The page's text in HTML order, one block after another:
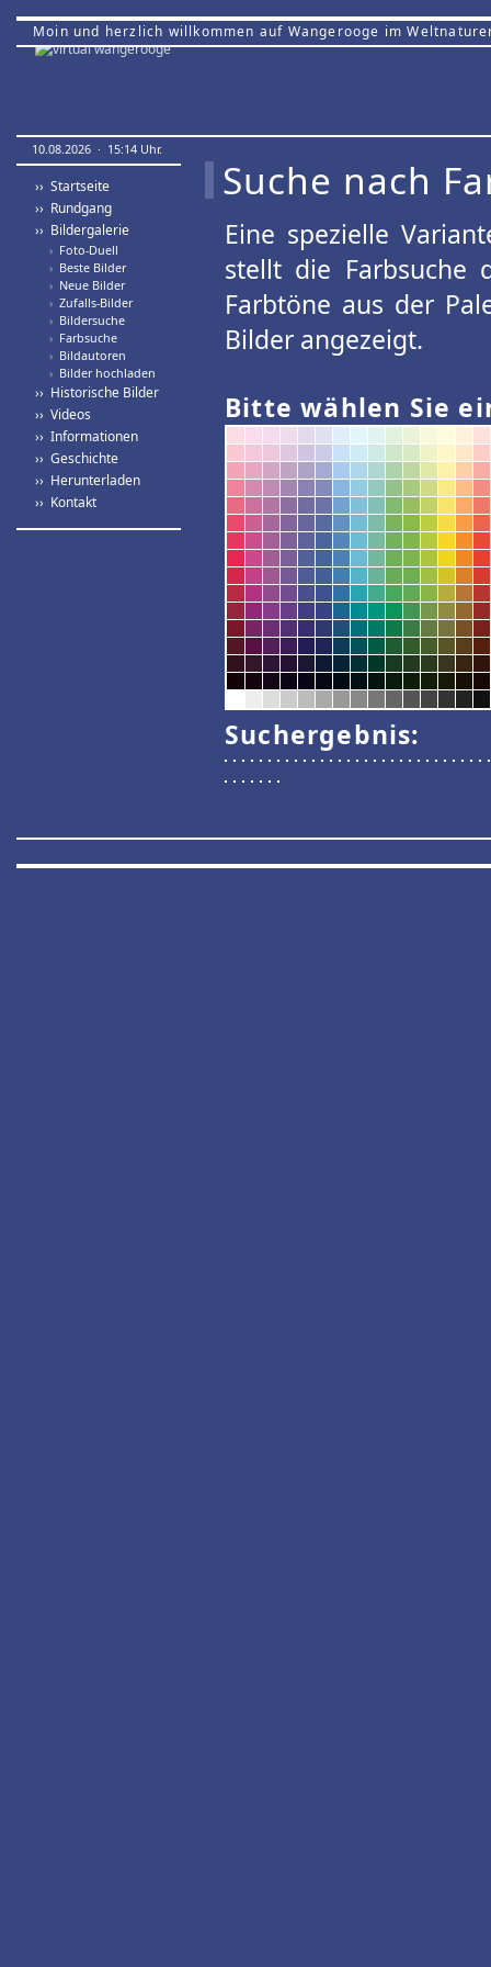
Moin und herzlich willkommen auf Wangerooge im
10.08.2026 · 15:14 Uhr.
›› Startseite
›› Rundgang
›› Bildergalerie
› Foto-Duell
› Beste Bilder
› Neue Bilder
› Zufalls-Bilder
› Bildersuche
› Farbsuche
› Bildautoren
› Bilder hochladen
›› Historische Bilder
›› Videos
›› Informationen
›› Geschichte
›› Herunterladen
›› Kontakt
Suche nach
Eine spezielle
stellt die Farbsuche
Farbtöne aus der
Bilder angezeigt.
Bitte wählen Sie
Suchergebnis: